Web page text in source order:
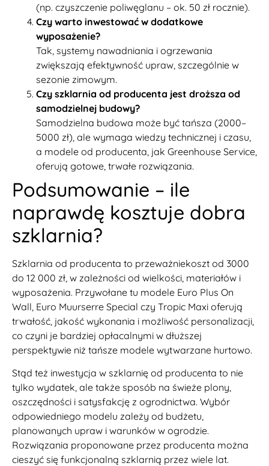
(np. czyszczenie poliwęglanu – ok. 50 zł rocznie).
Czy warto inwestować w dodatkowe
wyposażenie?
Tak, systemy nawadniania i ogrzewania
zwiększają efektywność upraw, szczególnie w
sezonie zimowym.
Czy szklarnia od producenta jest droższa od
samodzielnej budowy?
Samodzielna budowa może być tańsza (2000–
5000 zł), ale wymaga wiedzy technicznej i czasu,
a modele od producenta, jak Greenhouse Service,
oferują gotowe, trwałe rozwiązania.
Podsumowanie – ile
naprawdę kosztuje dobra
szklarnia?
Szklarnia od producenta to przeważniekoszt od 3000
do 12 000 zł, w zależności od wielkości, materiałów i
wyposażenia. Przywołane tu modele Euro Plus On
Wall, Euro Muurserre Special czy Tropic Maxi oferują
trwałość, jakość wykonania i możliwość personalizacji,
co czyni je bardziej opłacalnymi w dłuższej
perspektywie niż tańsze modele wytwarzane hurtowo.
Stąd też inwestycja w szklarnię od producenta to nie
tylko wydatek, ale także sposób na świeże plony,
oszczędności i satysfakcję z ogrodnictwa. Wybór
odpowiedniego modelu zależy od budżetu,
planowanych upraw i warunków w ogrodzie.
Rozwiązania proponowane przez producenta można
cieszyć się funkcjonalną szklarnią przez wiele lat.